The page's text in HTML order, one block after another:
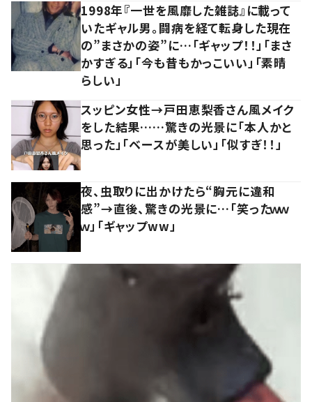
1998年『一世を風靡した雑誌』に載って
いたギャル男。闘病を経て転身した現在
の”まさかの姿”に…「ギャップ！！」「まさ
かすぎる」「今も昔もかっこいい」「素晴
らしい」
スッピン女性→戸田恵梨香さん風メイク
をした結果……驚きの光景に「本人かと
思った」「ベースが美しい」「似すぎ！！」
夜、虫取りに出かけたら“胸元に違和
感”→直後、驚きの光景に…「笑ったｗｗ
ｗ」「ギャップww」